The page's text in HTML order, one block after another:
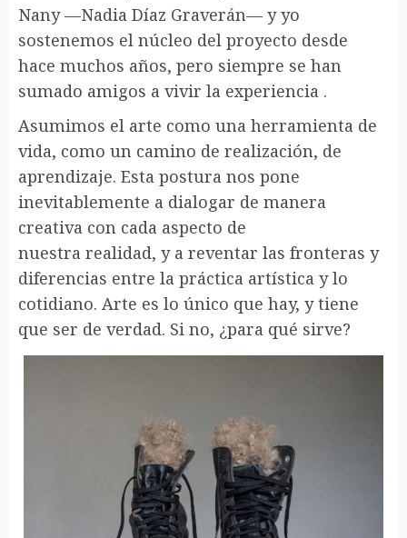
Nany —Nadia Díaz Graverán— y yo
sostenemos el núcleo del proyecto desde
hace muchos años, pero siempre se han
sumado amigos a vivir la experiencia .
Asumimos el arte como una herramienta de
vida, como un camino de realización, de
aprendizaje. Esta postura nos pone
inevitablemente a dialogar de manera
creativa con cada aspecto de
nuestra realidad, y a reventar las fronteras y
diferencias entre la práctica artística y lo
cotidiano. Arte es lo único que hay, y tiene
que ser de verdad. Si no, ¿para qué sirve?